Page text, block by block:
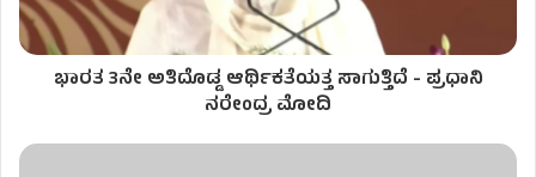
ಭಾರತ 3ನೇ ಅತಿದೊಡ್ಡ ಆರ್ಥಿಕತೆಯತ್ತ ಸಾಗುತ್ತಿದೆ - ಪ್ರಧಾನಿ
ನರೇಂದ್ರ ಮೋದಿ